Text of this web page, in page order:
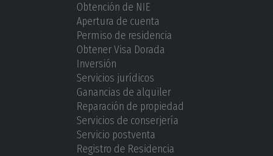
Obtención de NIE
Apertura de cuenta
Permiso de residencia
Obtener Visa Dorada
Inversión
Servicios jurídicos
Ganancias de alquiler
Reparación de propiedad
Servicios de conserjería
Servicio postventa
Registro de Residencia